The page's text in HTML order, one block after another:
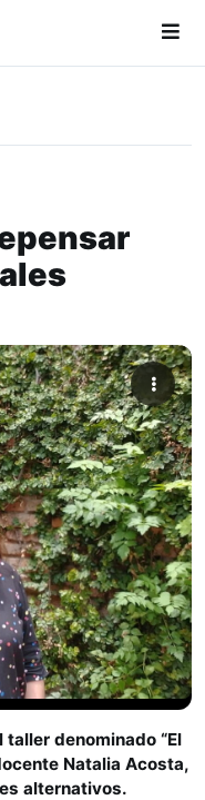
denominado “El
Natalia Acosta,
alternativos.